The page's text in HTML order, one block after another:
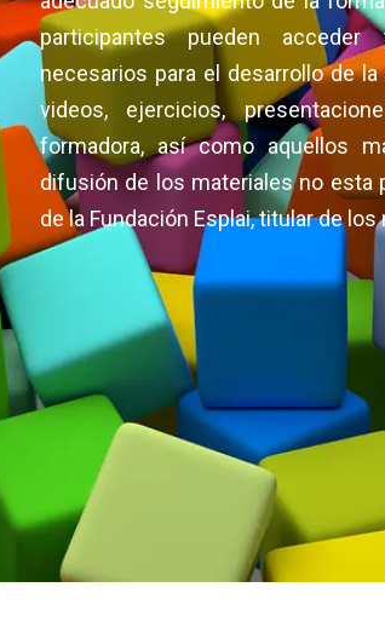
participantes pueden
necesarios para el desarrollo de
videos, ejercicios,
formadora, así como aquellos
difusión de los materiales no
de la Fundación Esplai, titular de